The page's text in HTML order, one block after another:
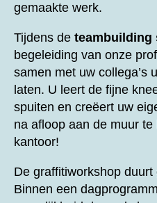
gemaakte werk.
Tijdens de teambuilding
begeleiding van onze
samen met uw collega’s
laten. U leert de fijne
spuiten en creëert uw
na afloop aan de muur
kantoor!
De graffitiworkshop
Binnen een